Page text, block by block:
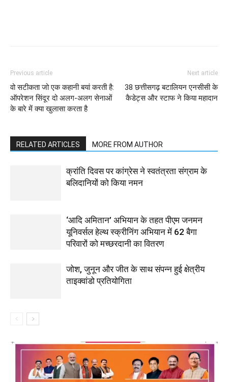
Previous article
वो सटीकता जो एक कहानी बयां करती है:
ऑपरेशन सिंदूर दो अलग-अलग सेनाओं
के बारे में क्या खुलासा करता है
Next article
38 छत्तीसगढ़ बटालियन एनसीसी के
कैडेट्स और स्टाफ ने किया महादान
RELATED ARTICLES MORE FROM AUTHOR
क्रांति दिवस पर कांग्रेस ने स्वतंत्रता संग्राम के
बलिदानियों को किया नमन
‘आदि अमितान’ अभियान के तहत पीएम जनमन
यूनिवर्सल हेल्थ स्क्रीनिंग अभियान में 62 बैगा
परिवारों को मच्छरदानी का वितरण
जोश, जुनून और जीत के साथ संपन्न हुई क्षेत्रीय
ताइक्वांडो प्रतियोगिता